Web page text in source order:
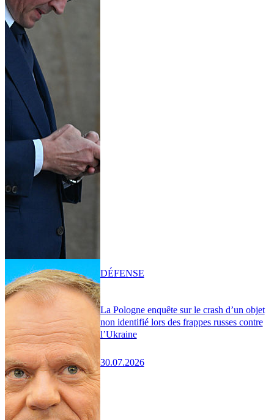
La Pologne enquête sur le crash d’un objet
non identifié lors des frappes russes contre
l’Ukraine
30.07.2026
DÉFENSE